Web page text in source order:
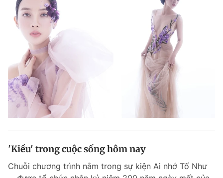
'Kiều' trong cuộc sống hôm nay
Chuỗi chương trình nằm trong sự kiện Ai nhớ Tố Như